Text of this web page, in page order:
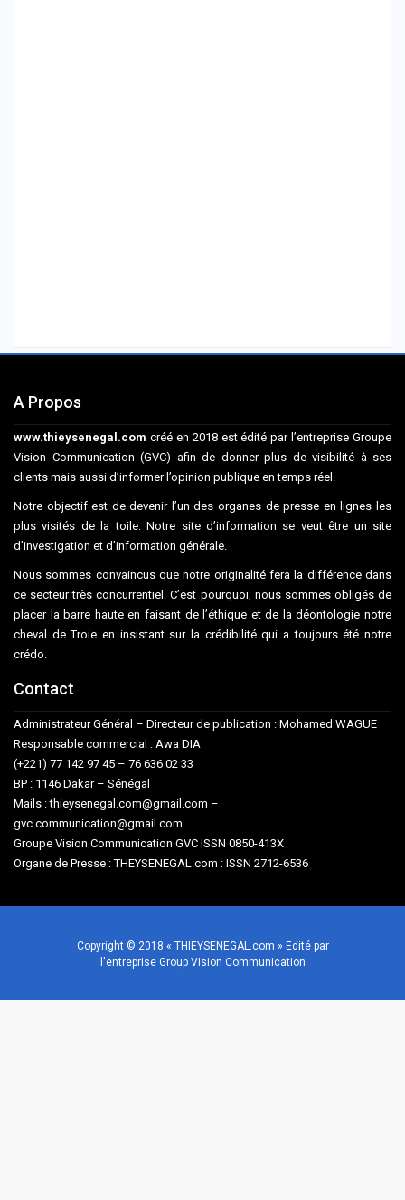
A Propos
www.thieysenegal.com créé en 2018 est édité par l’entreprise Groupe
Vision Communication (GVC) afin de donner plus de visibilité à ses
clients mais aussi d’informer l’opinion publique en temps réel.
Notre objectif est de devenir l’un des organes de presse en lignes les
plus visités de la toile. Notre site d’information se veut être un site
d’investigation et d’information générale.
Nous sommes convaincus que notre originalité fera la différence dans
ce secteur très concurrentiel. C’est pourquoi, nous sommes obligés de
placer la barre haute en faisant de l’éthique et de la déontologie notre
cheval de Troie en insistant sur la crédibilité qui a toujours été notre
crédo.
Contact
Administrateur Général – Directeur de publication : Mohamed WAGUE
Responsable commercial : Awa DIA
(+221) 77 142 97 45 – 76 636 02 33
BP : 1146 Dakar – Sénégal
Mails : thieysenegal.com@gmail.com –
gvc.communication@gmail.com.
Groupe Vision Communication GVC ISSN 0850-413X
Organe de Presse : THEYSENEGAL.com : ISSN 2712-6536
Copyright © 2018 « THIEYSENEGAL.com » Edité par
l'entreprise Group Vision Communication